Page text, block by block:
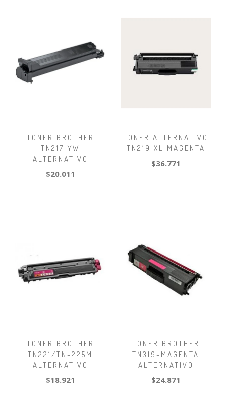
TONER BROTHER
TN217-YW
ALTERNATIVO
$20.011
TONER ALTERNATIVO
TN219 XL MAGENTA
$36.771
TONER BROTHER
TN221/TN-225M
ALTERNATIVO
$18.921
TONER BROTHER
TN319-MAGENTA
ALTERNATIVO
$24.871